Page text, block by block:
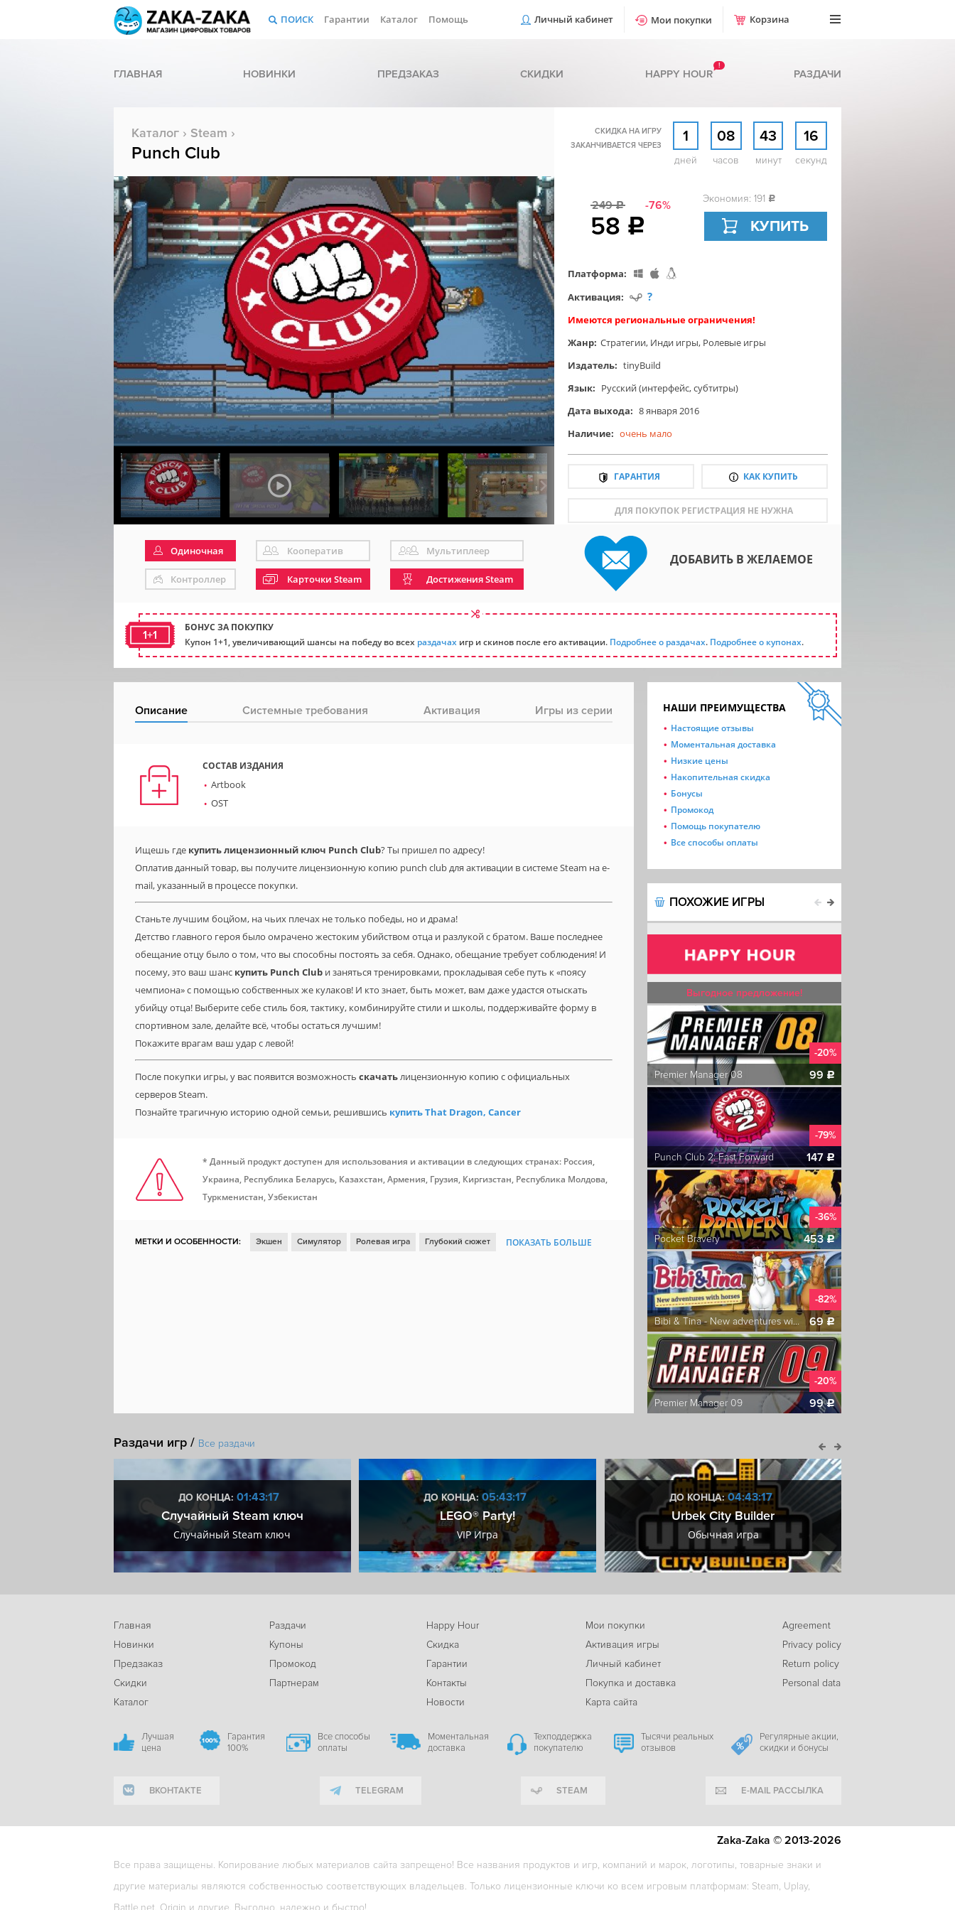
ПОИСК Гарантии Каталог Помощь Личный кабинет Мои покупки Корзина
ГЛАВНАЯ НОВИНКИ ПРЕДЗАКАЗ СКИДКИ HAPPY HOUR
!
РАЗДАЧИ
Каталог › Steam ›
Punch Club
СКИДКА НА ИГРУ
ЗАКАНЧИВАЕТСЯ ЧЕРЕЗ
1
дней
08
часов
43
минут
15
секунд
249c -76%
58 c
Экономия: 191 c
КУПИТЬ
Платформа:
Активация:
?
Имеются региональные ограничения!
Жанр: Стратегии, Инди игры, Ролевые игры
Издатель: tinyBuild
Язык: Русский (интерфейс, субтитры)
Дата выхода: 8 января 2016
Наличие: очень мало
ГАРАНТИЯ КАК КУПИТЬ
ДЛЯ ПОКУПОК РЕГИСТРАЦИЯ НЕ НУЖНА
Одиночная Кооператив Мультиплеер
Контроллер Карточки Steam Достижения Steam
ДОБАВИТЬ В ЖЕЛАЕМОЕ
1+1
БОНУС ЗА ПОКУПКУ
Купон 1+1, увеличивающий шансы на победу во всех раздачах игр и скинов после его активации. Подробнее о раздачах. Подробнее о купонах.
Описание Системные требования Активация Игры из серии
СОСТАВ ИЗДАНИЯ
Artbook
OST
Ищешь где купить лицензионный ключ Punch Club? Ты пришел по адресу!
Оплатив данный товар, вы получите лицензионную копию punch club для активации в системе Steam на e-
mail, указанный в процессе покупки.
Станьте лучшим боцйом, на чьих плечах не только победы, но и драма!
Детство главного героя было омрачено жестоким убийством отца и разлукой с братом. Ваше последнее
обещание отцу было о том, что вы способны постоять за себя. Однако, обещание требует соблюдения! И
посему, это ваш шанс купить Punch Club и заняться тренировками, прокладывая себе путь к «поясу
чемпиона» с помощью собственных же кулаков! И кто знает, быть может, вам даже удастся отыскать
убийцу отца! Выберите себе стиль боя, тактику, комбинируйте стили и школы, поддерживайте форму в
спортивном зале, делайте всё, чтобы остаться лучшим!
Покажите врагам ваш удар с левой!
После покупки игры, у вас появится возможность скачатьлицензионную копию с официальных
серверов Steam.
Познайте трагичную историю одной семьи, решившись купить That Dragon, Cancer
* Данный продукт доступен для использования и активации в следующих странах: Россия,
Украина, Республика Беларусь, Казахстан, Армения, Грузия, Киргизстан, Республика Молдова,
Туркменистан, Узбекистан
МЕТКИ И ОСОБЕННОСТИ: Экшен Симулятор Ролевая игра Глубокий сюжет ПОКАЗАТЬ БОЛЬШЕ
НАШИ ПРЕИМУЩЕСТВА
Настоящие отзывы
Моментальная доставка
Низкие цены
Накопительная скидка
Бонусы
Промокод
Помощь покупателю
Все способы оплаты
ПОХОЖИЕ ИГРЫ
Выгодное предложение!
-20%
Premier Manager 08
99 c
-79%
Punch Club 2: Fast Forward
147 c
-36%
Pocket Bravery
453c
-82%
Bibi & Tina - New adventures with horses
69 c
-20%
Premier Manager 09
99c
-70%
Dynopunk
163 c
SOL DIVIDE
289c
-71%
Nickelodeon All-Star Brawl 2
449c
153
-84%
Pixel Cafe
Раздачи игр / Все раздачи
ДО КОНЦА: 01:43:16
Случайный Steam ключ
Случайный Steam ключ
ДО КОНЦА:05:43:16
LEGO® Party!
VIP Игра
ДО КОНЦА:04:43:16
Urbek City Builder
Обычная игра
Главная
Новинки
Предзаказ
Скидки
Каталог
Раздачи
Купоны
Промокод
Партнерам
Happy Hour
Скидка
Гарантии
Контакты
Новости
Мои покупки
Активация игры
Личный кабинет
Покупка и доставка
Карта сайта
Agreement
Privacy policy
Return policy
Personal data
Лучшая
цена
Гарантия
100%
Все способы
оплаты
Моментальная
доставка
Техподдержка
покупателю
Тысячи реальных
отзывов
Регулярные акции,
скидки и бонусы
ВКОНТАКТЕ TELEGRAM STEAM E-MAIL РАССЫЛКА
Все права защищены. Копирование любых материалов сайта запрещено! Все названия продуктов и игр, компаний и марок, логотипы, товарные знаки и
другие материалы являются собственностью соответствующих владельцев. Только лицензионные ключи ко всем игровым платформам: Steam, Uplay,
Battle.net, Origin и другие. Выгодно, надежно и быстро!
Zaka-Zaka © 2013-2026